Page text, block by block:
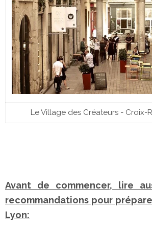
Le Village des Créateurs - Croix-
Avant de commencer, lire
recommandations pour
Lyon: